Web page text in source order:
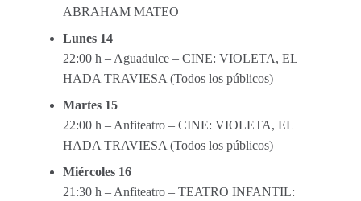
ABRAHAM MATEO
Lunes 14
22:00 h – Aguadulce – CINE: VIOLETA, EL
HADA TRAVIESA (Todos los públicos)
Martes 15
22:00 h – Anfiteatro – CINE: VIOLETA, EL
HADA TRAVIESA (Todos los públicos)
Miércoles 16
21:30 h – Anfiteatro – TEATRO INFANTIL: